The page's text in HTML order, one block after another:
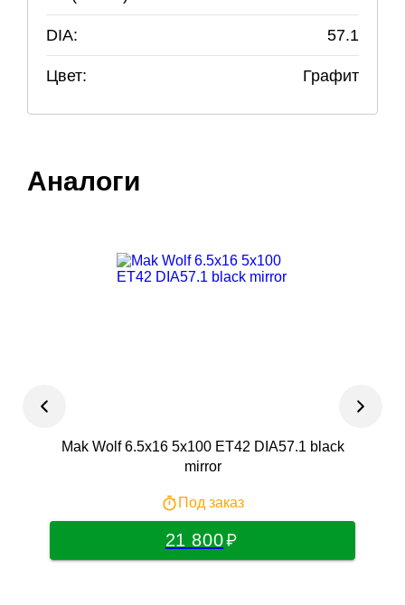
DIA: 57.1
Цвет: Графит
Аналоги
Mak Wolf 6.5x16 5x100 ET42 DIA57.1 black
mirror
Под заказ
21 800